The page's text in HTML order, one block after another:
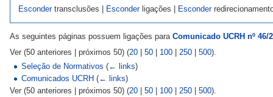
Escondertransclusões | Esconderligações | Esconder
As seguintes páginas possuem ligações para Comunicado UCRH nº 46/
Ver (50 anteriores | próximos 50) (20 50 100 250 500).
Seleção de Normativos (← links)
Comunicados UCRH (← links)
Ver (50 anteriores | próximos 50) (20 50 100 250 500).